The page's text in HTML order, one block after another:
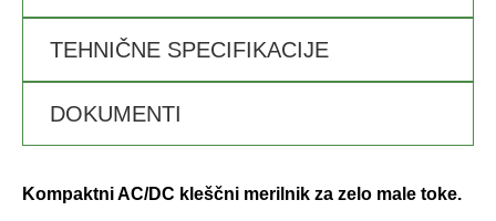
TEHNIČNE SPECIFIKACIJE
DOKUMENTI
Kompaktni AC/DC kleščni merilnik za zelo male toke.